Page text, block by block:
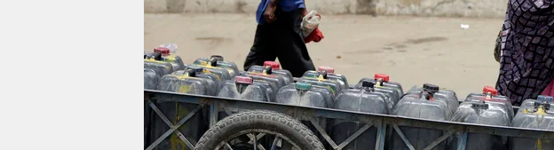
veranstaltungen
shop
fragen & hilfe
unterstützen